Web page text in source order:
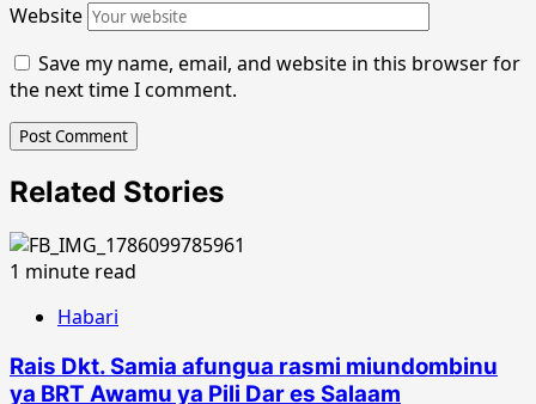
Website
Save my name, email, and website in this browser for
the next time I comment.
Related Stories
1 minute read
Habari
Rais Dkt. Samia afungua rasmi miundombinu
ya BRT Awamu ya Pili Dar es Salaam